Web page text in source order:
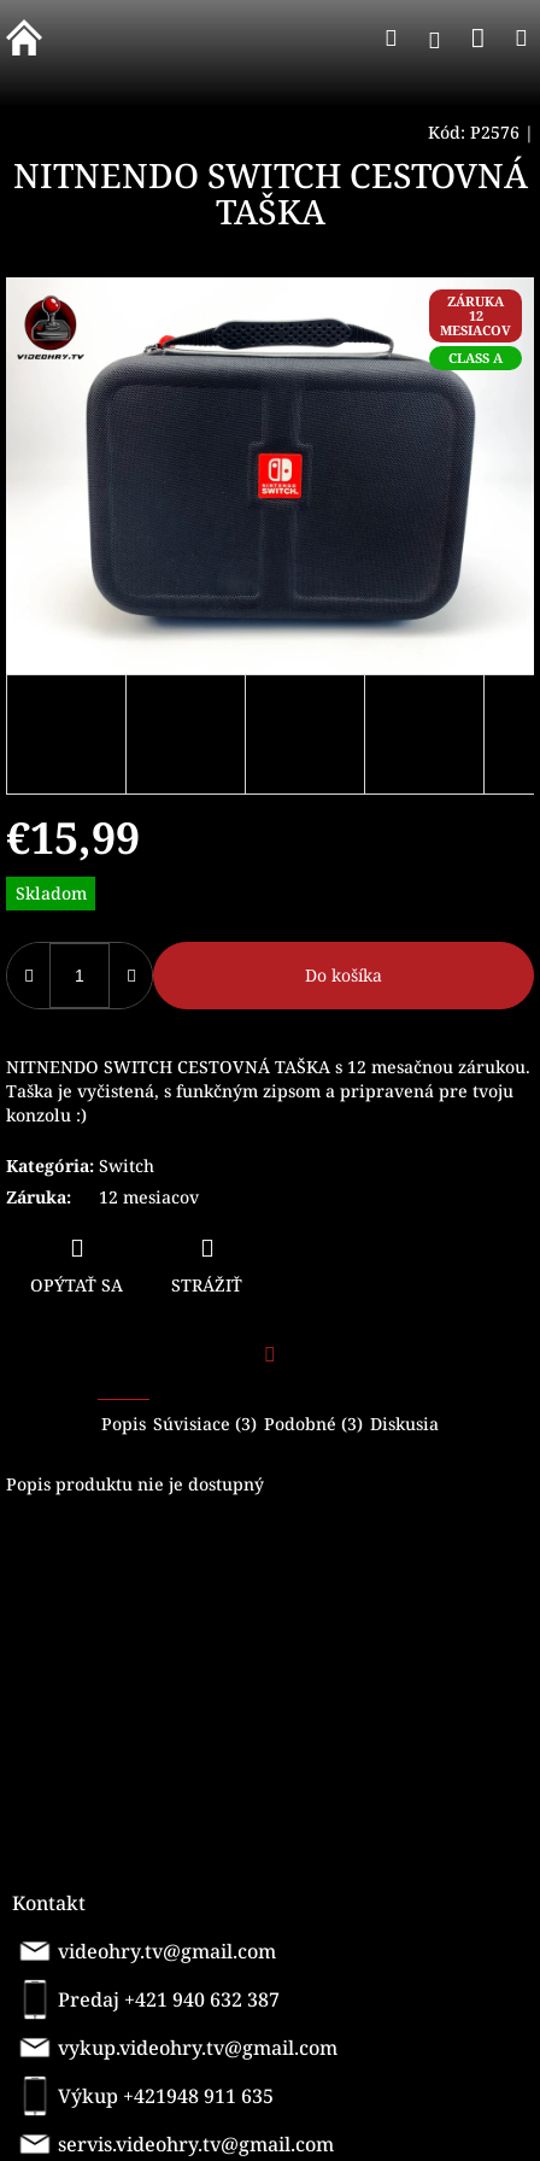
na
obsah
Hľadať
Kód: P2576 |
NITNENDO SWITCH CESTOVNÁ
TAŠKA
ZÁRUKA
12
MESIACOV
CLASS A
€15,99
Jednotková
cena:
Skladom
Do košíka
NITNENDO SWITCH CESTOVNÁ TAŠKA s 12 mesačnou zárukou.
Taška je vyčistená, s funkčným zipsom a pripravená pre tvoju
konzolu :)
Kategória: Switch
Záruka: 12 mesiacov
OPÝTAŤ SA STRÁŽIŤ
Popis Súvisiace (3) Podobné (3) Diskusia
Popis produktu nie je dostupný
Kontakt
videohry.tv@gmail.com
Predaj +421 940 632 387
vykup.videohry.tv@gmail.com
Výkup +421948 911 635
servis.videohry.tv@gmail.com